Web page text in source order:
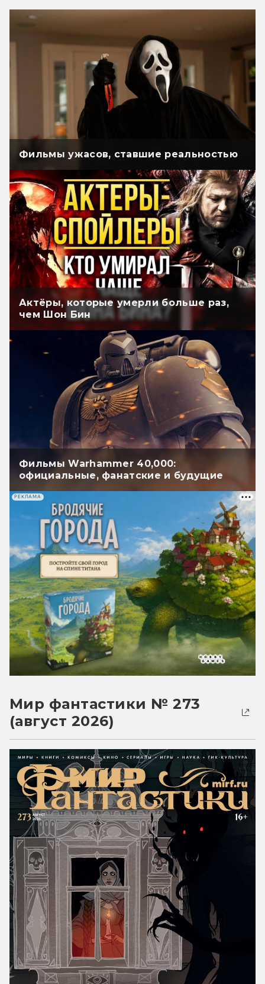
Фильмы ужасов, ставшие реальностью
Актёры, которые умерли больше раз,
чем Шон Бин
Фильмы Warhammer 40,000:
официальные, фанатские и будущие
РЕКЛАМА
Мир фантастики № 273
(август 2026)